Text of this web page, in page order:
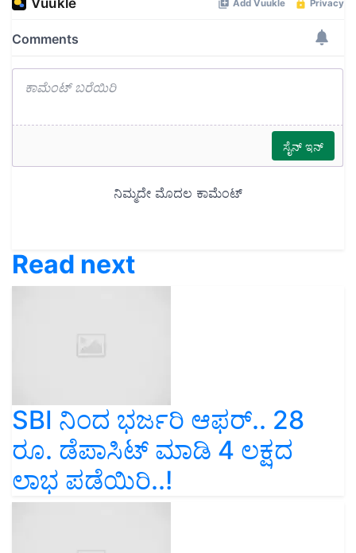
Read next
SBI ನಿಂದ ಭರ್ಜರಿ ಆಫರ್.. 28
ರೂ. ಡೆಪಾಸಿಟ್ ಮಾಡಿ 4 ಲಕ್ಷದ
ಲಾಭ ಪಡೆಯಿರಿ..!